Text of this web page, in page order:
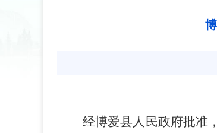
经博爱县人民政府批准